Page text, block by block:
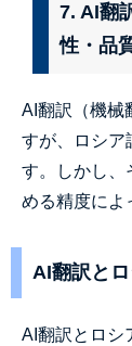
7. AI翻
性・品
AI翻訳（機械
すが、ロシア
す。しかし、
める精度によ
AI翻訳と
AI翻訳とロシ